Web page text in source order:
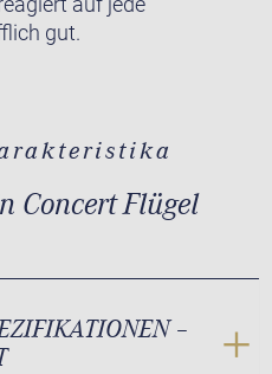
gut.
Concert Flügel
–